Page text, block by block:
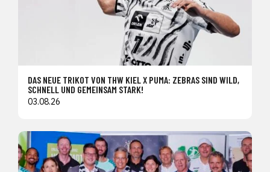
DAS NEUE TRIKOT VON THW KIEL X PUMA: ZEBRAS SIND WILD,
SCHNELL UND GEMEINSAM STARK!
03.08.26